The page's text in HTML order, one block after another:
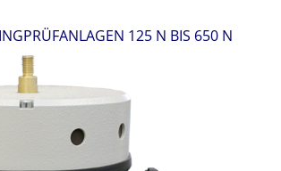
125 N BIS 650 N